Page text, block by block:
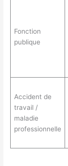
Fonction
publique
Accident de
travail /
maladie
professionnelle